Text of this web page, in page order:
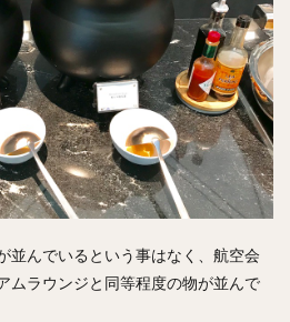
並んでいるという事はなく、航空会
ムラウンジと同等程度の物が並んで